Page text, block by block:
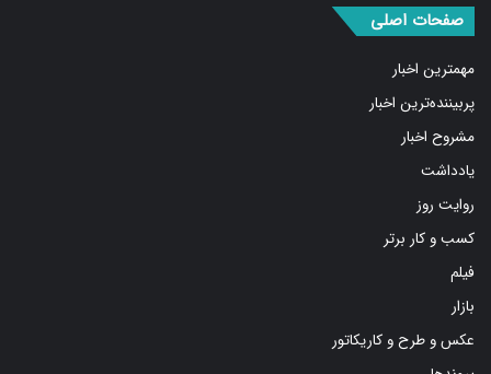
پربیننده‌ترین اخبار
یادداشت
روایت روز
کسب و کار برتر
فیلم
بازار
عکس و طرح و کاریکاتور
پیوندها
شبکه های اجتماعی